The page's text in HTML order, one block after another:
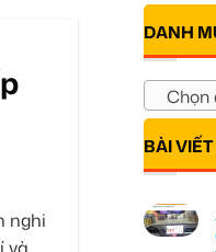
nghi
và
DANH
Chọn
BÀI